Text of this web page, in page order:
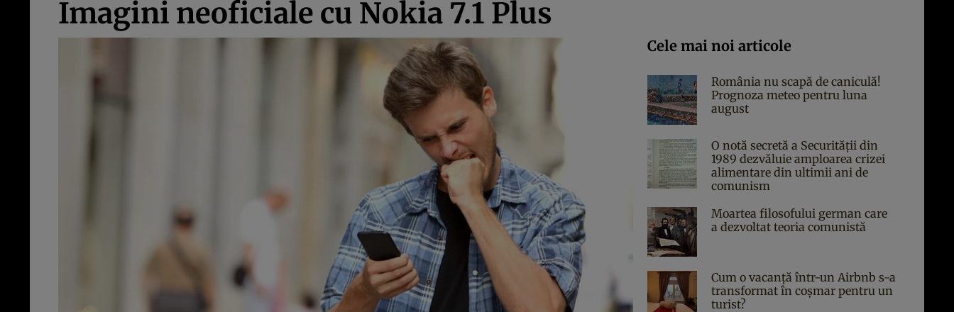
Imagini neoficiale cu Nokia 7.1 Plus
Cele mai noi articole
România nu scapă de caniculă!
Prognoza meteo pentru luna
august
O notă secretă a Securității din
1989 dezvăluie amploarea crizei
alimentare din ultimii ani de
comunism
Moartea filosofului german care
a dezvoltat teoria comunistă
Cum o vacanță într-un Airbnb s-a
transformat în coșmar pentru un
turist?